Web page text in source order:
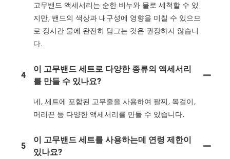
고무밴드 액세서리는 순한 비누와 물로 세척할 수 있
지만, 밴드의 색상과 내구성에 영향을 미칠 수 있으므
로 장시간 물에 완전히 담그는 것은 권장하지 않습니
다.
4
이 고무밴드 세트로 다양한 종류의 액세서리
를 만들 수 있나요?
네, 세트에 포함된 고무줄을 사용하여 팔찌, 목걸이,
머리끈 등 다양한 액세서리를 만들 수 있습니다.
5
이 고무밴드 세트를 사용하는데 연령 제한이
있나요?